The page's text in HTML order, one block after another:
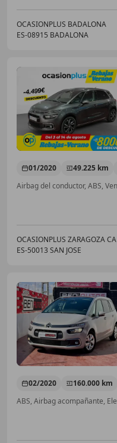
OCASIONPLUS BADALONA
ES-08915 BADALONA
01/2020 49.225 km
OCASIONPLUS ZARAGOZA CA
ES-50013 SAN JOSE
02/2020 160.000 km